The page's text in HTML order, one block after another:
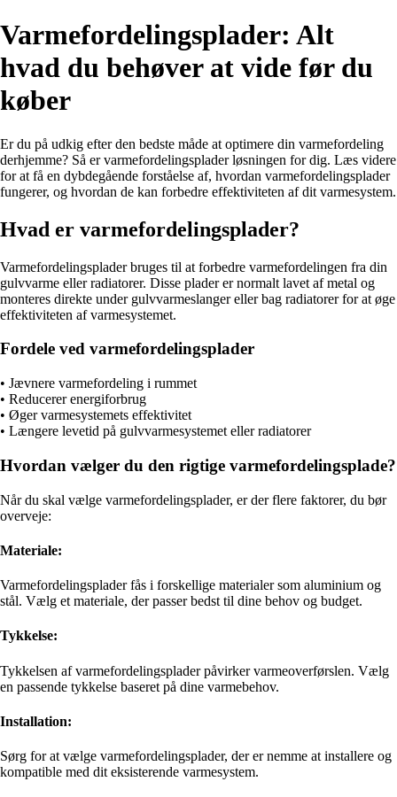
Varmefordelingsplader: Alt
hvad du behøver at vide før du
køber
Er du på udkig efter den bedste måde at optimere din varmefordeling
derhjemme? Så er varmefordelingsplader løsningen for dig. Læs videre
for at få en dybdegående forståelse af, hvordan varmefordelingsplader
fungerer, og hvordan de kan forbedre effektiviteten af dit varmesystem.
Hvad er varmefordelingsplader?
Varmefordelingsplader bruges til at forbedre varmefordelingen fra din
gulvvarme eller radiatorer. Disse plader er normalt lavet af metal og
monteres direkte under gulvvarmeslanger eller bag radiatorer for at øge
effektiviteten af varmesystemet.
Fordele ved varmefordelingsplader
• Jævnere varmefordeling i rummet
• Reducerer energiforbrug
• Øger varmesystemets effektivitet
• Længere levetid på gulvvarmesystemet eller radiatorer
Hvordan vælger du den rigtige varmefordelingsplade?
Når du skal vælge varmefordelingsplader, er der flere faktorer, du bør
overveje:
Materiale:
Varmefordelingsplader fås i forskellige materialer som aluminium og
stål. Vælg et materiale, der passer bedst til dine behov og budget.
Tykkelse:
Tykkelsen af varmefordelingsplader påvirker varmeoverførslen. Vælg
en passende tykkelse baseret på dine varmebehov.
Installation:
Sørg for at vælge varmefordelingsplader, der er nemme at installere og
kompatible med dit eksisterende varmesystem.